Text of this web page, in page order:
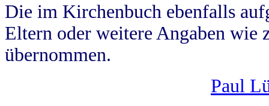
Die im Kirchenbuch ebenfalls
Eltern oder weitere Angaben wie
übernommen.
Paul